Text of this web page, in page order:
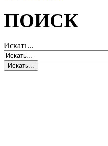
ПОИСК
Искать...